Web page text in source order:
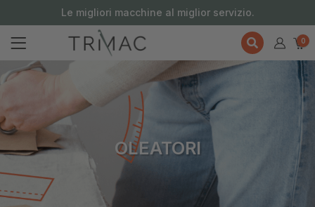
Le migliori macchine al miglior servizio.
0
OLEATORI